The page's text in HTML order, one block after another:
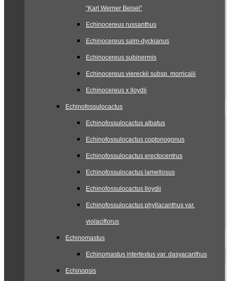
“Karl Werner Beisel”
Echinocereus russanthus
Echinocereus salm-dyckianus
Echinocereus subinermis
Echinocereus viereckii subsp. morricalii
Echinocereus x lloydii
Echinofossulocactus
Echinofossulocactus albatus
Echinofossulocactus coptonogonus
Echinofossulocactus erectocentrus
Echinofossulocactus lamellosus
Echinofossulocactus lloydii
Echinofossulocactus phyllacanthus var.
violaciflorus
Echinomastus
Echinomastus intertextus var. dasyacanthus
Echinopsis